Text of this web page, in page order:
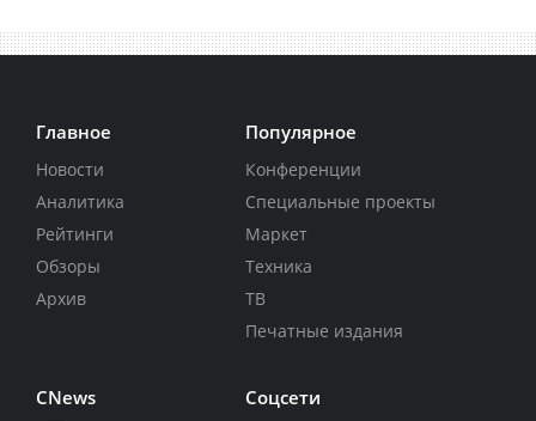
Главное
Новости
Аналитика
Рейтинги
Обзоры
Архив
Популярное
Конференции
Специальные проекты
Маркет
Техника
ТВ
Печатные издания
CNews Соцсети